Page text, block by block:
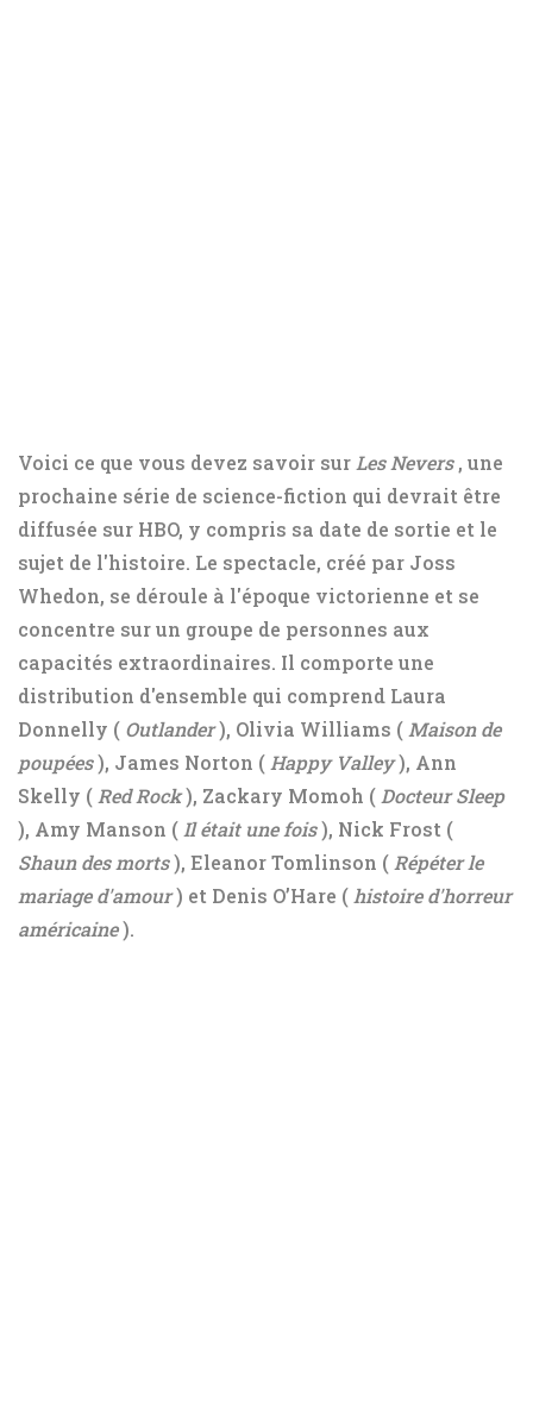
Voici ce que vous devez savoir sur Les Nevers , une
prochaine série de science-fiction qui devrait être
diffusée sur HBO, y compris sa date de sortie et le
sujet de l'histoire. Le spectacle, créé par Joss
Whedon, se déroule à l'époque victorienne et se
concentre sur un groupe de personnes aux
capacités extraordinaires. Il comporte une
distribution d'ensemble qui comprend Laura
Donnelly ( Outlander), Olivia Williams ( Maison de
poupées), James Norton ( Happy Valley), Ann
Skelly ( Red Rock), Zackary Momoh ( Docteur Sleep
), Amy Manson ( Il était une fois), Nick Frost (
Shaun des morts), Eleanor Tomlinson ( Répéter le
mariage d'amour) et Denis O’Hare ( histoire d'horreur
américaine).